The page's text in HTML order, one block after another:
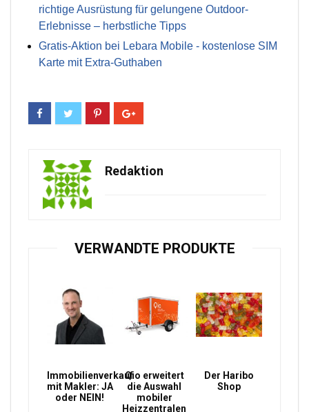
richtige Ausrüstung für gelungene Outdoor-
Erlebnisse – herbstliche Tipps
Gratis-Aktion bei Lebara Mobile - kostenlose SIM
Karte mit Extra-Guthaben
Redaktion
VERWANDTE PRODUKTE
Immobilienverkauf
mit Makler: JA
oder NEIN!
Qio erweitert
die Auswahl
mobiler
Heizzentralen
Der Haribo
Shop